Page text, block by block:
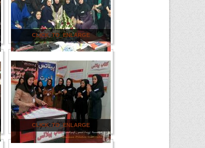
CLICK_TO_ENLARGE
CLICK_TO_ENLARGE